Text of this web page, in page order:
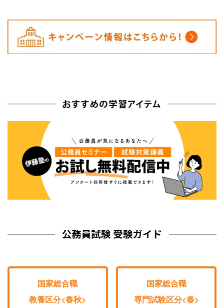
国家総合職
教養区分<春秋>
国家総合職
専門試験区分<春>